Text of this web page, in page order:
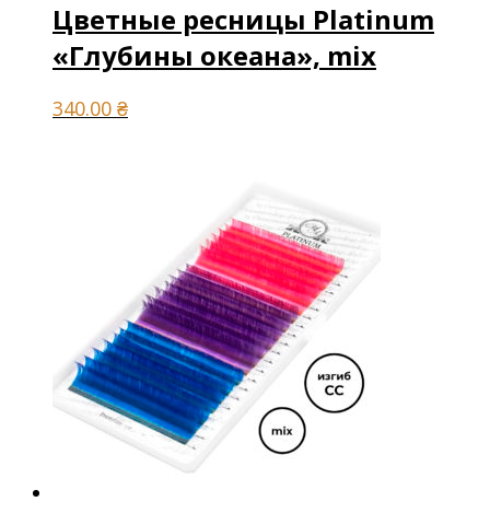
Цветные ресницы Platinum
«Глубины океана», mix
340.00 ₴